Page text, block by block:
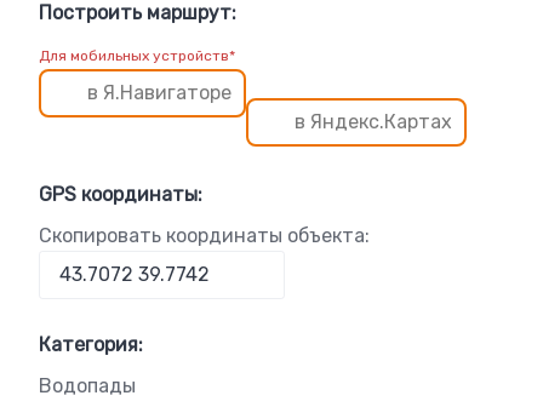
Построить маршрут:
Для мобильных устройств*
в Я.Навигаторе
в Яндекс.Картах
GPS координаты:
Скопировать координаты объекта:
Категория:
Водопады